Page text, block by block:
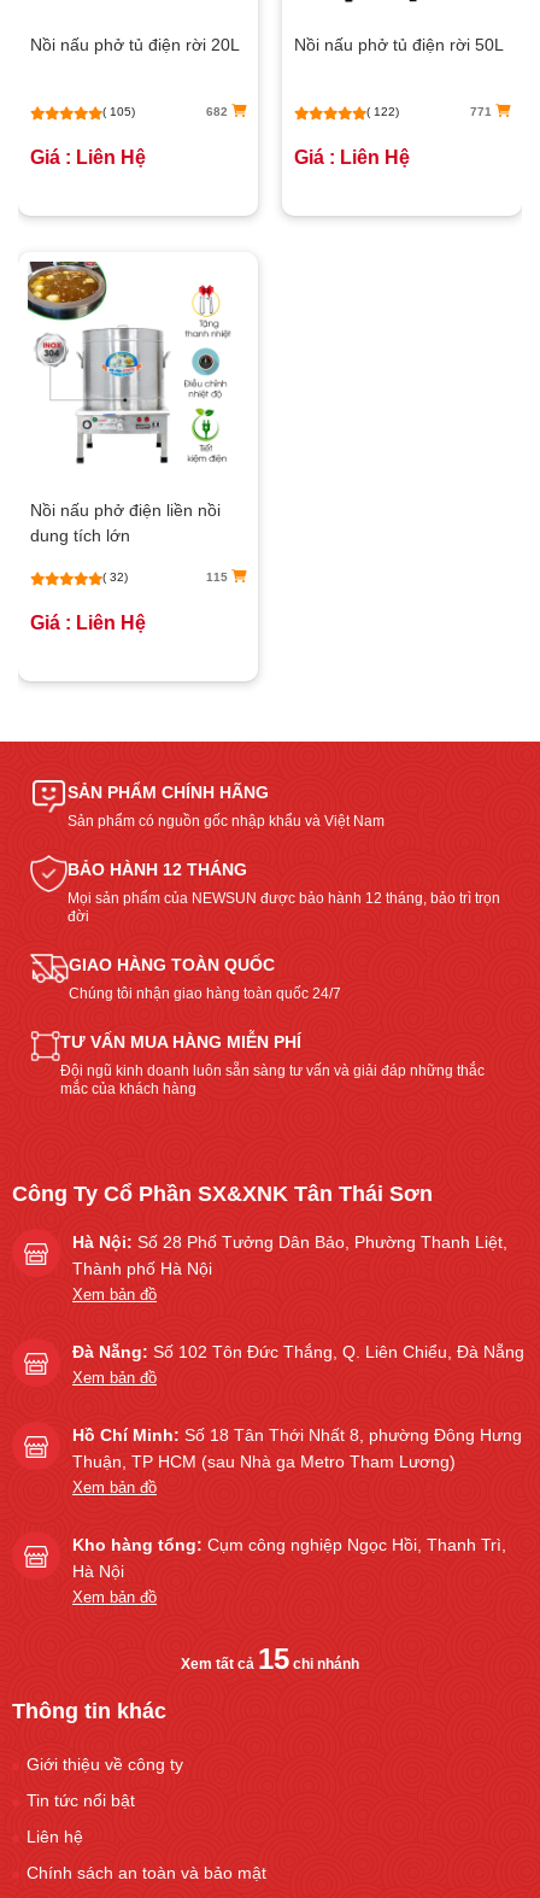
Nồi nấu phở tủ điện rời 20L
( 105) 682
Giá : Liên Hệ
Nồi nấu phở tủ điện rời 50L
( 122) 771
Giá : Liên Hệ
Nồi nấu phở điện liền nồi
dung tích lớn
( 32) 115
Giá : Liên Hệ
SẢN PHẨM CHÍNH HÃNG
Sản phẩm có nguồn gốc nhập khẩu và Việt Nam
BẢO HÀNH 12 THÁNG
Mọi sản phẩm của NEWSUN được bảo hành 12 tháng, bảo trì trọn
đời
GIAO HÀNG TOÀN QUỐC
Chúng tôi nhận giao hàng toàn quốc 24/7
TƯ VẤN MUA HÀNG MIỄN PHÍ
Đội ngũ kinh doanh luôn sẵn sàng tư vấn và giải đáp những thắc
mắc của khách hàng
Công Ty Cổ Phần SX&XNK Tân Thái Sơn
Hà Nội: Số 28 Phố Tưởng Dân Bảo, Phường Thanh Liệt,
Thành phố Hà Nội
Xem bản đồ
Đà Nẵng: Số 102 Tôn Đức Thắng, Q. Liên Chiểu, Đà Nẵng
Xem bản đồ
Hồ Chí Minh: Số 18 Tân Thới Nhất 8, phường Đông Hưng
Thuận, TP HCM (sau Nhà ga Metro Tham Lương)
Xem bản đồ
Kho hàng tổng: Cụm công nghiệp Ngọc Hồi, Thanh Trì,
Hà Nội
Xem bản đồ
Xem tất cả 15 chi nhánh
Thông tin khác
Giới thiệu về công ty
Tin tức nổi bật
Liên hệ
Chính sách an toàn và bảo mật